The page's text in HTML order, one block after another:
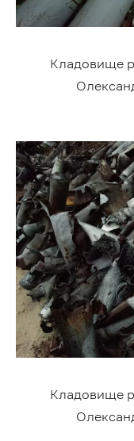
Кладовище
Кладовище